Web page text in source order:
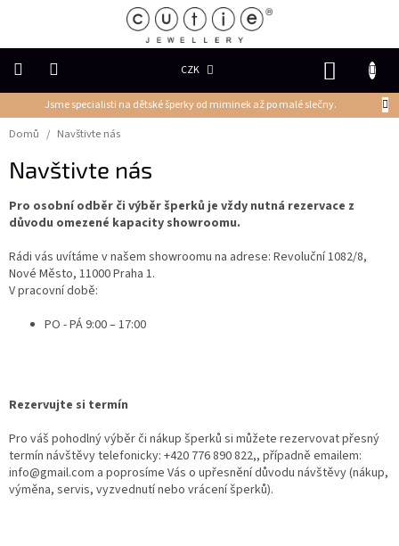
Jsme specialisti na dětské šperky od miminek až po malé slečny.
CZK
DĚTSKÉ
ŠPERKY
PRSTENY
NÁUŠNICE
PŘÍVĚSKY
PERLY
RYTÉ
ŠPERKY
Domů / Navštivte nás
Navštivte nás
Pro osobní odběr či výběr šperků je vždy nutná rezervace z
důvodu omezené kapacity showroomu.
Rádi vás uvítáme v našem showroomu na adrese: Revoluční 1082/8,
Nové Město, 11000 Praha 1.
V pracovní době:
PO - PÁ 9:00 – 17:00
Rezervujte si termín
Pro váš pohodlný výběr či nákup šperků si můžete rezervovat přesný
termín návštěvy telefonicky: +420 776 890 822,, případně emailem:
info@gmail.com a poprosíme Vás o upřesnění důvodu návštěvy (nákup,
výměna, servis, vyzvednutí nebo vrácení šperků).